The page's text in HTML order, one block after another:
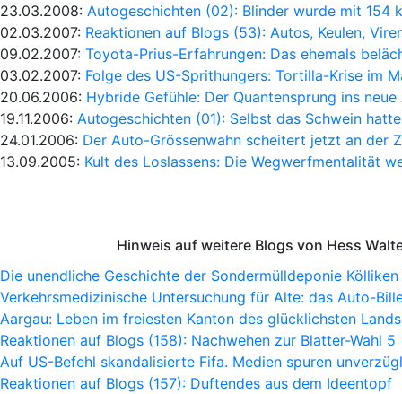
23.03.2008: Autogeschichten (02): Blinder wurde mit 154
02.03.2007: Reaktionen auf Blogs (53): Autos, Keulen,
09.02.2007: Toyota-Prius-Erfahrungen: Das ehemals
03.02.2007: Folge des US-Sprithungers: Tortilla-Krise im
20.06.2006: Hybride Gefühle: Der Quantensprung ins
19.11.2006: Autogeschichten (01): Selbst das Schwein
24.01.2006: Der Auto-Grössenwahn scheitert jetzt an der
13.09.2005: Kult des Loslassens: Die Wegwerfmentalität
Hinweis auf weitere Blogs von Hess
Die unendliche Geschichte der Sondermülldeponie Kölliken
Verkehrsmedizinische Untersuchung für Alte: das Auto-
Aargau: Leben im freiesten Kanton des glücklichsten Lands
Reaktionen auf Blogs (158): Nachwehen zur Blatter-Wahl 5
Auf US-Befehl skandalisierte Fifa. Medien spuren
Reaktionen auf Blogs (157): Duftendes aus dem Ideentopf